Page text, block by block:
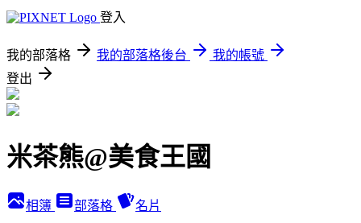
登入
我的部落格 我的部落格後台
我的帳號
登出
米茶熊@美食王國
相簿 部落格 名片